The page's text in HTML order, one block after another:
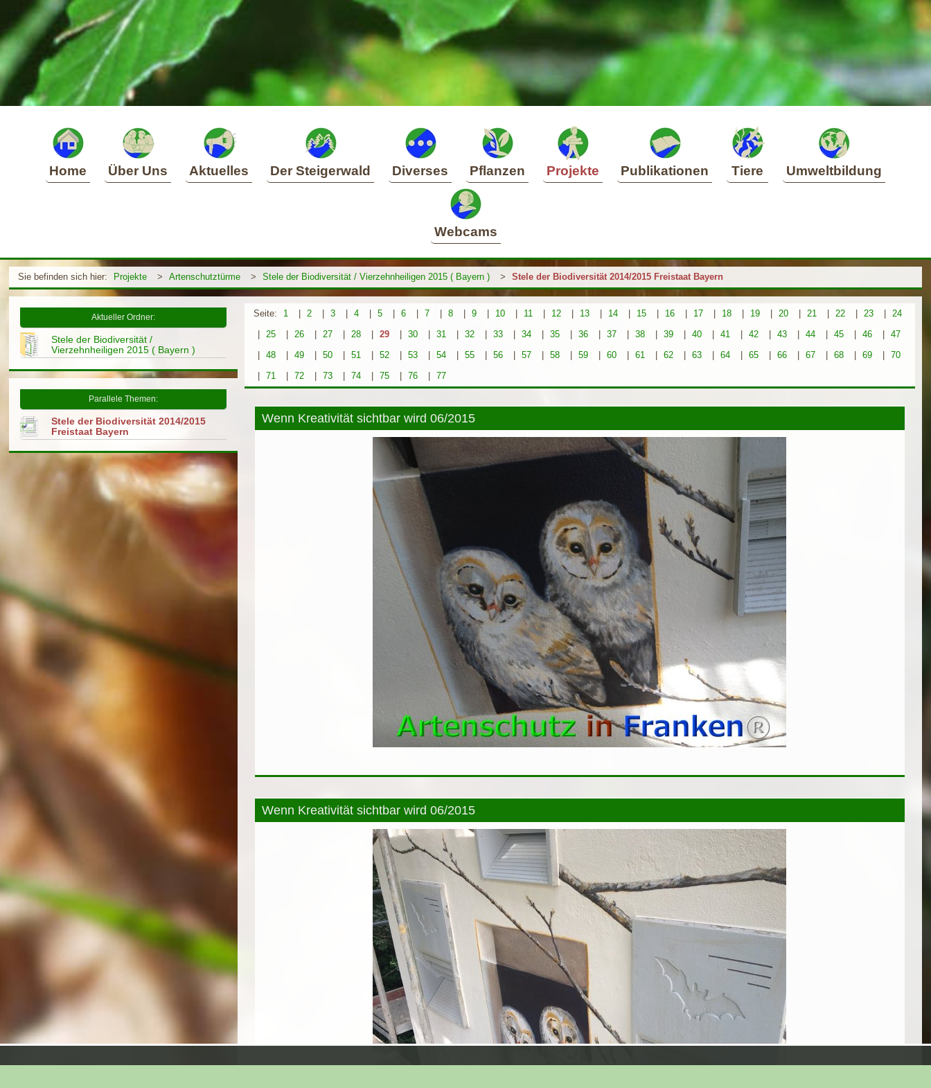
Home Über Uns Aktuelles Der Steigerwald Diverses Pflanzen Projekte Publikationen Tiere Umweltbildung
Webcams
Sie befinden sich hier: Projekte > Artenschutztürme > Stele der Biodiversität / Vierzehnheiligen 2015 ( Bayern ) > Stele der Biodiversität 2014/2015 Freistaat Bayern
Seite: 1 | 2 | 3 | 4 | 5 | 6 | 7 | 8 | 9 | 10 | 11 | 12 | 13 | 14 | 15 | 16 | 17 | 18 | 19 | 20 | 21 | 22 | 23 |
24
|
25 | 26 | 27 | 28 | 29 | 30 | 31 | 32 | 33 | 34 | 35 | 36 | 37 | 38 | 39 | 40 | 41 | 42 | 43 | 44 | 45 | 46 |
47
|
48 | 49 | 50 | 51 | 52 | 53 | 54 | 55 | 56 | 57 | 58 | 59 | 60 | 61 | 62 | 63 | 64 | 65 | 66 | 67 | 68 | 69 |
70
|
71 | 72 | 73 | 74 | 75 | 76 | 77
Wenn Kreativität sichtbar wird 06/2015
Wenn Kreativität sichtbar wird 06/2015
Aktueller Ordner:
Stele der Biodiversität /
Vierzehnheiligen 2015 ( Bayern )
Parallele Themen:
Stele der Biodiversität 2014/2015
Freistaat Bayern